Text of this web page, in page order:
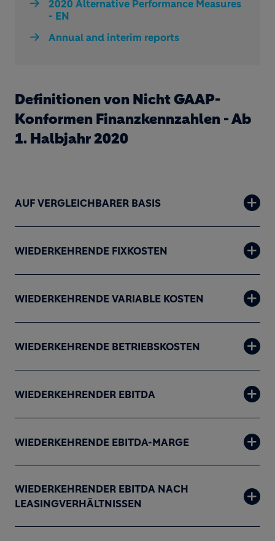
2020 Alternative Performance Measures
- EN
Annual and interim reports
Definitionen von Nicht GAAP-
Konformen Finanzkennzahlen - Ab
1. Halbjahr 2020
AUF VERGLEICHBARER BASIS
WIEDERKEHRENDE FIXKOSTEN
WIEDERKEHRENDE VARIABLE KOSTEN
WIEDERKEHRENDE BETRIEBSKOSTEN
WIEDERKEHRENDER EBITDA
WIEDERKEHRENDE EBITDA-MARGE
WIEDERKEHRENDER EBITDA NACH
LEASINGVERHÄLTNISSEN